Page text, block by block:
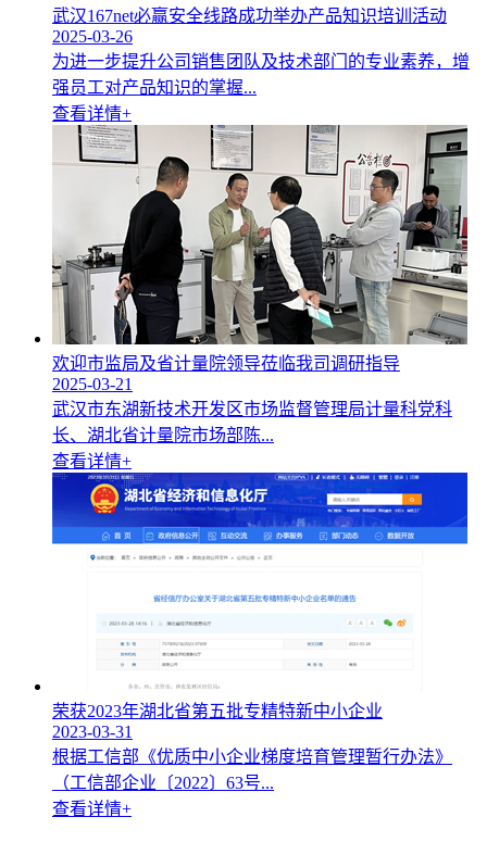
武汉167net必赢安全线路成功举办产品知识培训活动
2025-03-26
为进一步提升公司销售团队及技术部门的专业素养，增
强员工对产品知识的掌握...
查看详情+
欢迎市监局及省计量院领导莅临我司调研指导
2025-03-21
武汉市东湖新技术开发区市场监督管理局计量科党科
长、湖北省计量院市场部陈...
查看详情+
荣获2023年湖北省第五批专精特新中小企业
2023-03-31
根据工信部《优质中小企业梯度培育管理暂行办法》
（工信部企业〔2022〕63号...
查看详情+